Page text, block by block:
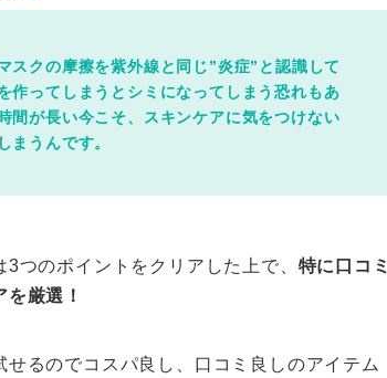
スクの摩擦を紫外線と同じ”炎症”と認識して
作ってしまうとシミになってしまう恐れもあ
間が長い今こそ、スキンケアに気をつけない
まうんです。
つのポイントをクリアした上で、 特に口コミ
厳選！
せるのでコスパ良し、口コミ良しのアイテム